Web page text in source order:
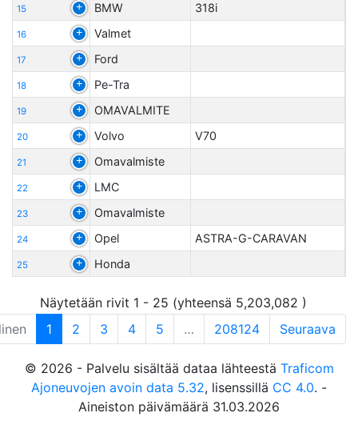
15 BMW 318i
16 Valmet
17 Ford
18 Pe-Tra
19 OMAVALMITE
20 Volvo V70
21 Omavalmiste
22 LMC
23 Omavalmiste
24 Opel ASTRA-G-CARAVAN
25 Honda
Näytetään rivit 1 - 25 (yhteensä 5,203,082 )
1 2 3 4 5 … 208124 Seuraava
© 2026 - Palvelu sisältää dataa lähteestä Traficom
Ajoneuvojen avoin data 5.32, lisenssillä CC 4.0. -
Aineiston päivämäärä 31.03.2026